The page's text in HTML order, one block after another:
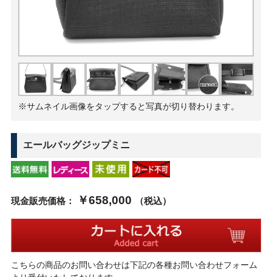
※サムネイル画像をタップすると写真が切り替わります。
エールバッグジップミニ
現金販売価格： ￥658,000 （税込）
こちらの商品のお問い合わせは下記の各種お問い合わせフォーム